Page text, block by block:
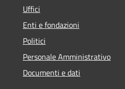
Uffici
Enti e fondazioni
Politici
Personale Amministrativo
Documenti e dati